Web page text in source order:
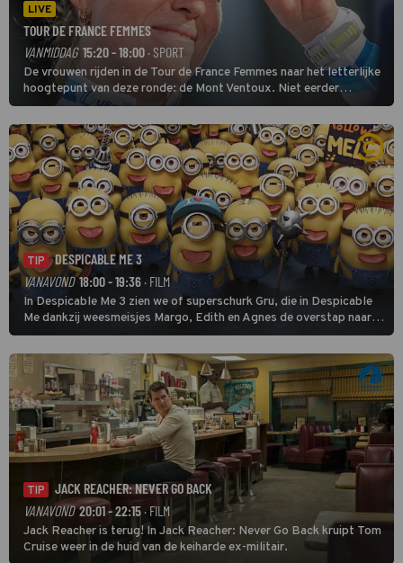
LIVE
TOUR DE FRANCE FEMMES
VANMIDDAG 15:20 - 18:00 · SPORT
De vrouwen rijden in de Tour de France Femmes naar het letterlijke
hoogtepunt van deze ronde: de Mont Ventoux. Niet eerder
finishten de vrouwen voor deze koers op deze kale col uit de
buitencategorie. De aanloop naar de slotklim is vlak.
TIP
DESPICABLE ME 3
VANAVOND 18:00 - 19:36· FILM
In Despicable Me 3 zien we of superschurk Gru, die in Despicable
Me dankzij weesmeisjes Margo, Edith en Agnes de overstap naar
het rechte pad maakte, ook op dat pad weet te blijven.
TIP
JACK REACHER: NEVER GO BACK
VANAVOND 20:01 - 22:15· FILM
Jack Reacher is terug! In Jack Reacher: Never Go Back kruipt Tom
Cruise weer in de huid van de keiharde ex-militair.